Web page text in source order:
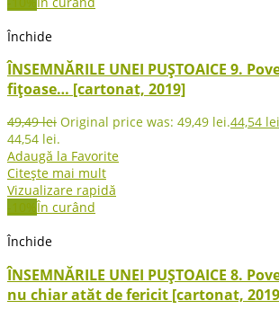
Închide
ÎNSEMNĂRILE UNEI PUȘTOAICE 9.
fițoase… [cartonat, 2019]
49,49lei Original price was: 49,49 lei.44,54 lei
44,54 lei.
Adaugă la Favorite
Citește mai mult
Vizualizare rapidă
-10% În curând
Închide
ÎNSEMNĂRILE UNEI PUȘTOAICE 8.
nu chiar atăt de fericit [cartonat,